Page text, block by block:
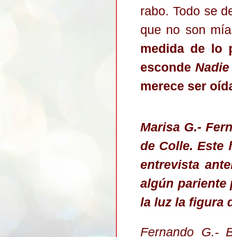
rabo. Todo se
que no son
medida de lo
esconde
merece ser
Marisa G.-
de Colle. Este
entrevista
algún pariente
la luz la figura
Fernando G.-